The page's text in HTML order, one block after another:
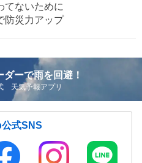
てないために
防災力アップ
ダーで雨を回避！
天気予報アプリ
式SNS